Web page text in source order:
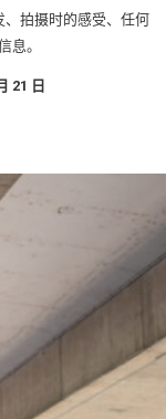
、拍摄时的感受、任何
息。
21 日